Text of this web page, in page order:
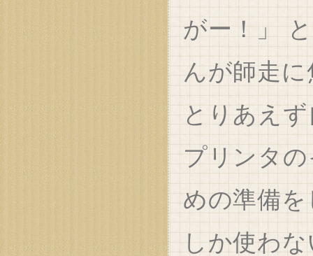
がー！」
んが師走
とりあえ
プリンタ
めの準備
しか使わ